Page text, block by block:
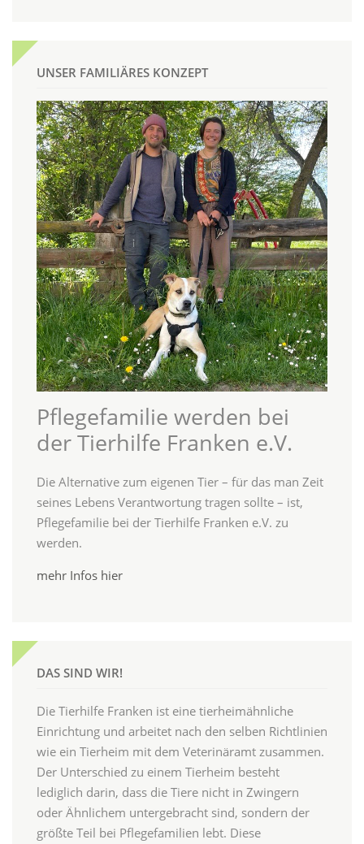
UNSER FAMILIÄRES KONZEPT
Pflegefamilie werden bei
der Tierhilfe Franken e.V.
Die Alternative zum eigenen Tier – für das man Zeit
seines Lebens Verantwortung tragen sollte – ist,
Pflegefamilie bei der Tierhilfe Franken e.V. zu
werden.
mehr Infos hier
DAS SIND WIR!
Die Tierhilfe Franken ist eine tierheimähnliche
Einrichtung und arbeitet nach den selben Richtlinien
wie ein Tierheim mit dem Veterinäramt zusammen.
Der Unterschied zu einem Tierheim besteht
lediglich darin, dass die Tiere nicht in Zwingern
oder Ähnlichem untergebracht sind, sondern der
größte Teil bei Pflegefamilien lebt. Diese